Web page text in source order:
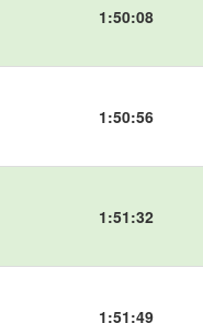
1:50:08
1:50:56
1:51:32
1:51:49